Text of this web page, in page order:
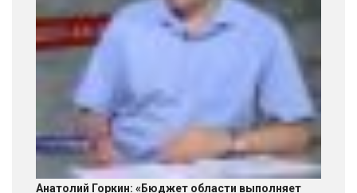
Анатолий Горкин: «Бюджет области выполняет